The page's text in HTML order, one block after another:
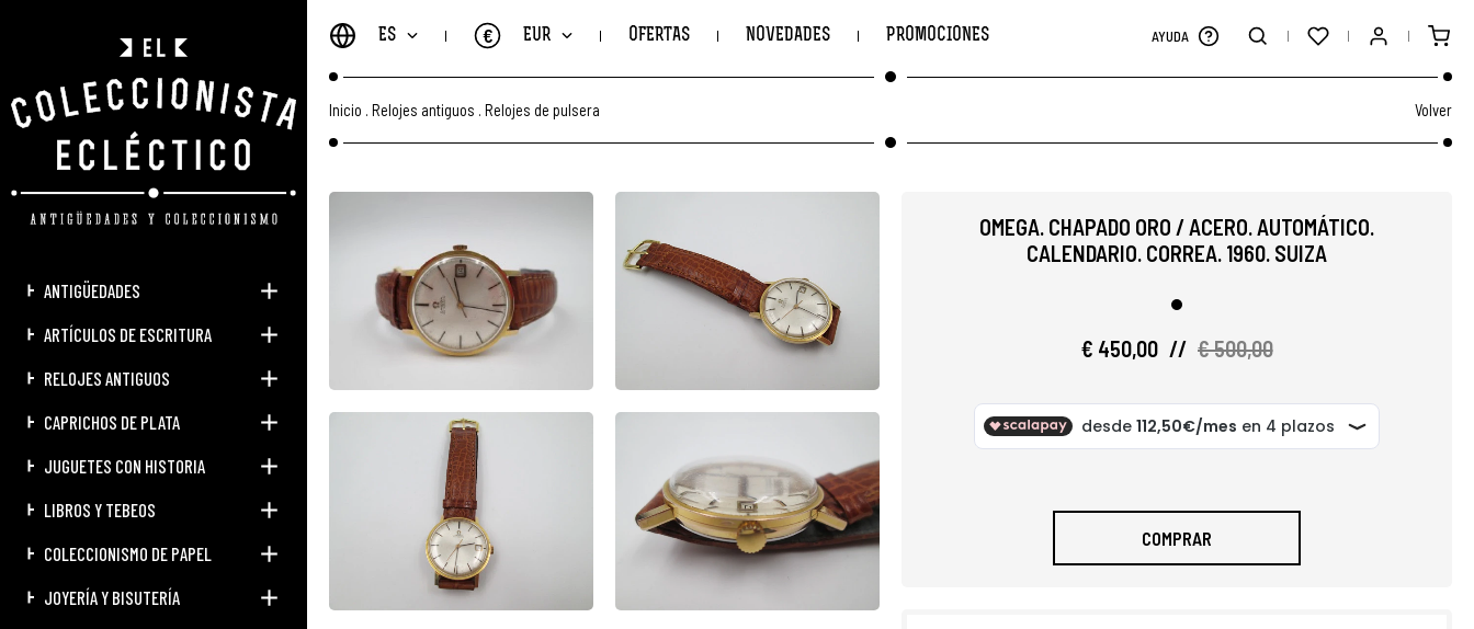
ANTIGÜEDADES
ARTÍCULOS DE ESCRITURA
RELOJES ANTIGUOS
CAPRICHOS DE PLATA
JUGUETES CON HISTORIA
LIBROS Y TEBEOS
COLECCIONISMO DE PAPEL
JOYERÍA Y BISUTERÍA
ES EUR
€ OFERTAS NOVEDADES PROMOCIONES AYUDA
Inicio Relojes antiguos Relojes de pulsera Volver
OMEGA. CHAPADO ORO / ACERO. AUTOMÁTICO.
CALENDARIO. CORREA. 1960. SUIZA
€ 450,00 // € 500,00
COMPRAR